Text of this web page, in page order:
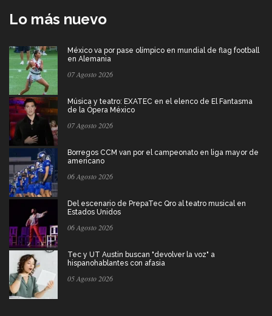
Lo más nuevo
México va por pase olímpico en mundial de flag football
en Alemania
07 Agosto 2026
Música y teatro: EXATEC en el elenco de El Fantasma
de la Ópera México
07 Agosto 2026
Borregos CCM van por el campeonato en liga mayor de
americano
06 Agosto 2026
Del escenario de PrepaTec Qro al teatro musical en
Estados Unidos
06 Agosto 2026
Tec y UT Austin buscan "devolver la voz" a
hispanohablantes con afasia
05 Agosto 2026